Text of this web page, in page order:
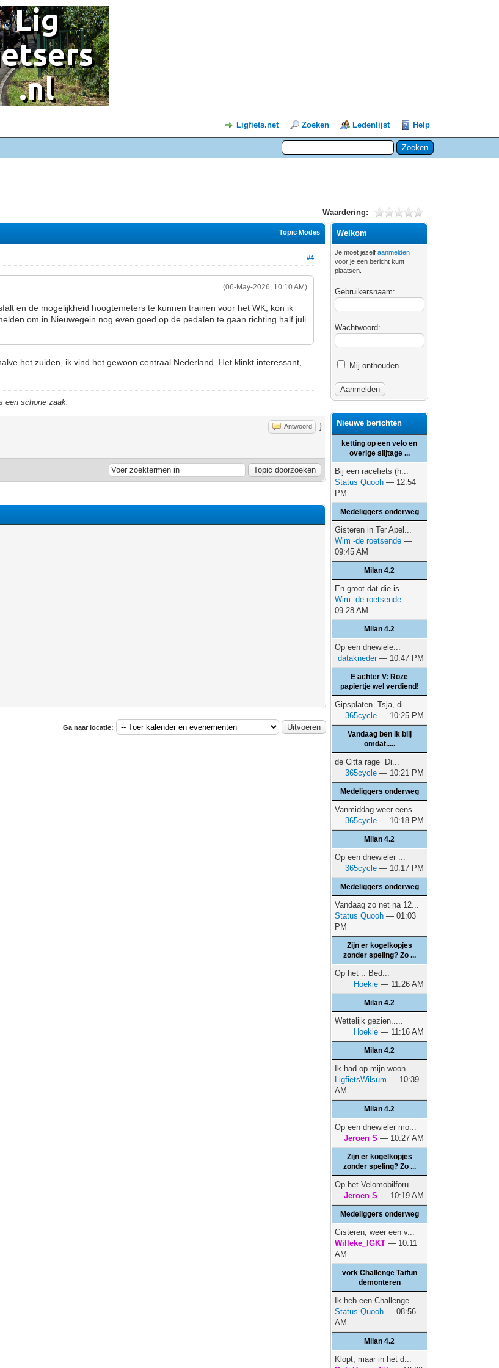
Ligfiets.net Zoeken Ledenlijst Help
Waardering:
Topic Modes
#4
(06-May-2026, 10:10 AM)
en de mogelijkheid hoogtemeters te kunnen trainen voor het WK, kon ik
om in Nieuwegein nog even goed op de pedalen te gaan richting half juli
het zuiden, ik vind het gewoon centraal Nederland. Het klinkt interessant,
een schone zaak.
Antwoord }
Ga naar locatie:
Welkom
Je moet jezelfaanmelden
voor je een bericht kunt
plaatsen.
Gebruikersnaam:
Wachtwoord:
Mij onthouden
Nieuwe berichten
ketting op een velo en
overige slijtage ...
Bij een racefiets (h...
Status Quooh — 12:54
PM
Medeliggers onderweg
Gisteren in Ter Apel...
Wim -de roetsende —
09:45 AM
Milan 4.2
En groot dat die is....
Wim -de roetsende —
09:28 AM
Milan 4.2
Op een driewiele...
datakneder— 10:47 PM
E achter V: Roze
papiertje wel verdiend!
Gipsplaten. Tsja, di...
365cycle — 10:25 PM
Vandaag ben ik blij
omdat.....
de Citta rage Di...
365cycle — 10:21 PM
Medeliggers onderweg
Vanmiddag weer eens ...
365cycle — 10:18 PM
Milan 4.2
Op een driewieler ...
365cycle — 10:17 PM
Medeliggers onderweg
Vandaag zo net na 12...
Status Quooh — 01:03
PM
Zijn er kogelkopjes
zonder speling? Zo ...
Op het .. Bed...
Hoekie — 11:26 AM
Milan 4.2
Wettelijk gezien.....
Hoekie — 11:16 AM
Milan 4.2
Ik had op mijn woon-...
LigfietsWilsum — 10:39
AM
Milan 4.2
Op een driewieler mo...
Jeroen S — 10:27 AM
Zijn er kogelkopjes
zonder speling? Zo ...
Op het Velomobilforu...
Jeroen S — 10:19 AM
Medeliggers onderweg
Gisteren, weer een v...
Willeke_IGKT — 10:11
AM
vork Challenge Taifun
demonteren
Ik heb een Challenge...
Status Quooh — 08:56
AM
Milan 4.2
Klopt, maar in het d...